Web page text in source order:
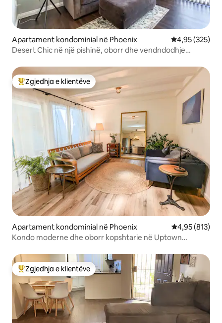
Apartament kondominial në Phoenix Vlerësimi
4,95 (325)
Desert Chic në një pishinë, oborr dhe vendndodhje
Më të mirat e zgjedhjeve të klientëve
Zgjedhja e klientëve
Apartament kondominial në Phoenix Vlerësimi
4,95 (813)
Kondo moderne dhe oborr kopshtarie në Uptown
Më të mirat e zgjedhjeve të klientëve
Zgjedhja e klientëve